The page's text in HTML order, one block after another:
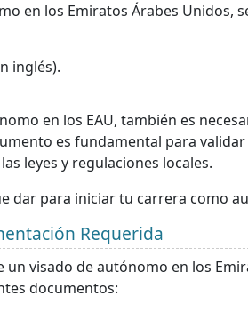
en los Emiratos Árabes Unidos,
inglés).
en los EAU, también es
es fundamental para
leyes y regulaciones locales.
dar para iniciar tu carrera como
Requerida
visado de autónomo en los
documentos: